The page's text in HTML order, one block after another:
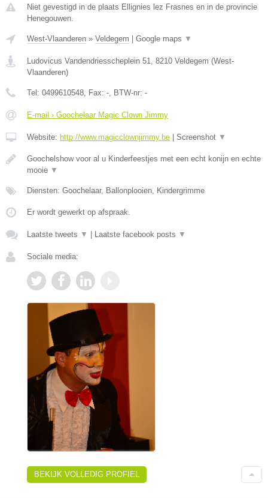
Niet gevestigd in de plaats Ellignies lez Frasnes en in de provincie
Henegouwen.
West-Vlaanderen » Veldegem | Google maps ▼
Ludovicus Vandendriesscheplein 51 8210 Veldegem (West-
Vlaanderen)
Tel: 0499610548 , Fax: - , BTW-nr: -
E-mail › Goochelaar Magic Clown Jimmy
Website: http://www.magicclownjimmy.be | Screenshot ▼
Goochelshow voor al u Kinderfeestjes met een echt konijn en echte
mooie ▼
Diensten: Goochelaar, Ballonplooien, Kindergrimme
Er wordt gewerkt op afspraak.
Laatste tweets ▼ | Laatste facebook posts ▼
Sociale media:
BEKIJK VOLLEDIG PROFIEL